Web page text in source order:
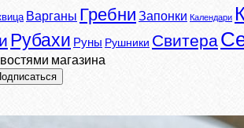
Варганы Гребни Запонки Календари
Рубахи Руны Рушники Свитера
магазина